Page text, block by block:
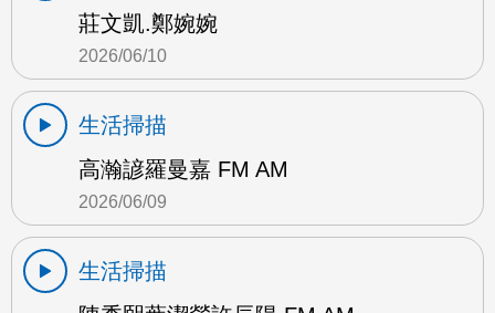
莊文凱.鄭婉婉
2026/06/10
生活掃描
高瀚諺羅曼嘉 FM AM
2026/06/09
生活掃描